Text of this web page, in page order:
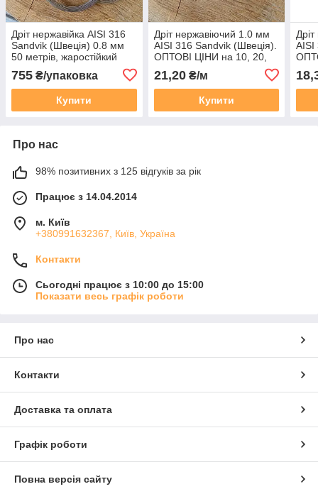
Дріт нержавійка AISI 316
Sandvik (Швеція) 0.8 мм
50 метрів, жаростійкий
755 ₴/упаковка
Купити
Дріт нержавіючий 1.0 мм
AISI 316 Sandvik (Швеція).
ОПТОВІ ЦІНИ на 10, 20,
21,20₴/м
Купити
AISI
Про нас
98% позитивних з 125 відгуків за рік
Працює з 14.04.2014
м. Київ
+380991632367, Київ, Україна
Контакти
Сьогодні працює з 10:00 до 15:00
Показати весь графік роботи
Про нас
Контакти
Доставка та оплата
Графік роботи
Повна версія сайту